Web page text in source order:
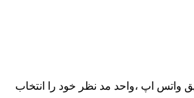
واتس اپ ،واحد مد نظر خود را انتخاب